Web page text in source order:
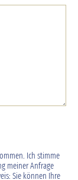
Ich stimme
meiner Anfrage
Sie können Ihre